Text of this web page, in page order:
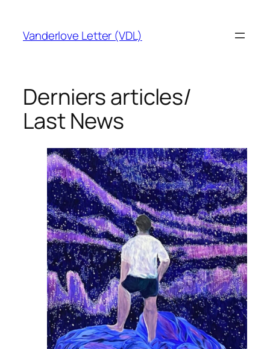
contenu
Vanderlove Letter (VDL)
Derniers articles/
Last News